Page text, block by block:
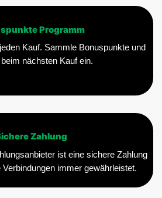
Programm
Kauf. Sammle Bonuspunkte und
beim nächsten Kauf ein.
Zahlung
ist eine sichere Zahlung
immer gewährleistet.